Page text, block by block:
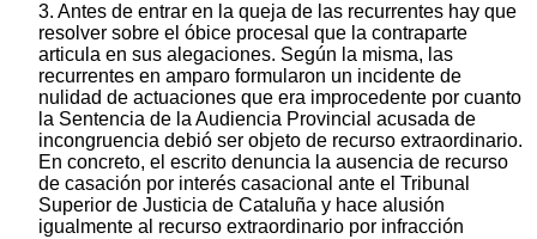
3. Antes de entrar en la queja de las recurrentes hay que
resolver sobre el óbice procesal que la contraparte
articula en sus alegaciones. Según la misma, las
recurrentes en amparo formularon un incidente de
nulidad de actuaciones que era improcedente por cuanto
la Sentencia de la Audiencia Provincial acusada de
incongruencia debió ser objeto de recurso extraordinario.
En concreto, el escrito denuncia la ausencia de recurso
de casación por interés casacional ante el Tribunal
Superior de Justicia de Cataluña y hace alusión
igualmente al recurso extraordinario por infracción